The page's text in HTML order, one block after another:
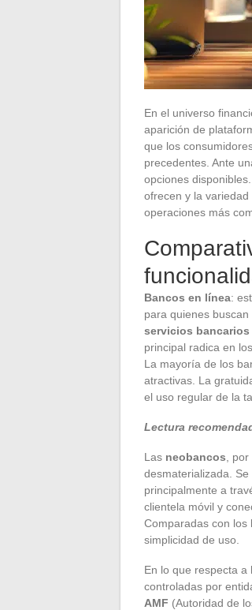
En el universo
aparición de
que los
precedentes. Ante
opciones
ofrecen y la
operaciones más
Bancos en línea:
para quienes
servicios bancarios
principal radica en los
La mayoría de los
atractivas. La
el uso regular de la
Lectura
Las neobancos ,
desmaterializada. Se
principalmente a
clientela móvil y
Comparadas con los
simplicidad de uso.
En lo que respecta a
controladas por
AMF (Autoridad de